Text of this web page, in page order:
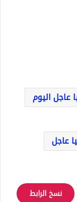
عاجل اليوم
عاجل
نسخ الرابط